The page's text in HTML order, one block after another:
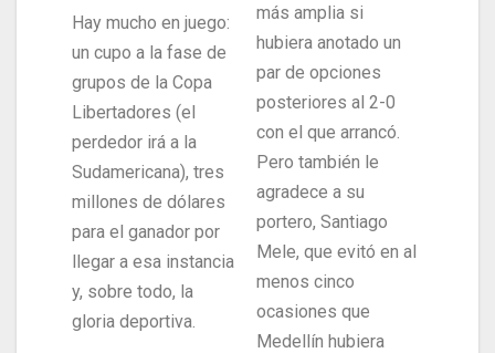
Hay mucho en juego:
un cupo a la fase de
grupos de la Copa
Libertadores (el
perdedor irá a la
Sudamericana), tres
millones de dólares
para el ganador por
llegar a esa instancia
y, sobre todo, la
gloria deportiva.
más amplia si
hubiera anotado un
par de opciones
posteriores al 2-0
con el que arrancó.
Pero también le
agradece a su
portero, Santiago
Mele, que evitó en al
menos cinco
ocasiones que
Medellín hubiera